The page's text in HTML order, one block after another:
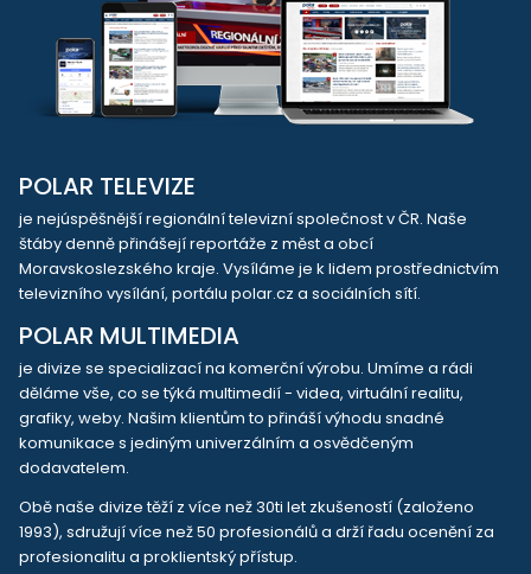
POLAR TELEVIZE
je nejúspěšnější regionální televizní společnost v ČR. Naše
štáby denně přinášejí reportáže z měst a obcí
Moravskoslezského kraje. Vysíláme je k lidem prostřednictvím
televizního vysílání, portálu polar.cz a sociálních sítí.
POLAR MULTIMEDIA
je divize se specializací na komerční výrobu. Umíme a rádi
děláme vše, co se týká multimedií - videa, virtuální realitu,
grafiky, weby. Našim klientům to přináší výhodu snadné
komunikace s jediným univerzálním a osvědčeným
dodavatelem.
Obě naše divize těží z více než 30ti let zkušeností (založeno
1993), sdružují více než 50 profesionálů a drží řadu ocenění za
profesionalitu a proklientský přístup.